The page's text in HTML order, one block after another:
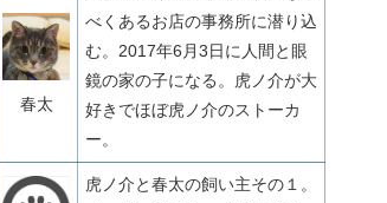
春太
べくあるお店の事務所に潜り込
む。2017年6月3日に人間と眼
鏡の家の子になる。虎ノ介が大
好きでほぼ虎ノ介のストーカ
ー。
虎ノ介と春太の飼い主その１。